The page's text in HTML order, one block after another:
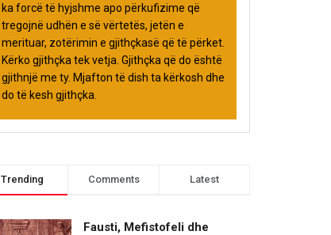
ka forcë të hyjshme apo përkufizime që
tregojnë udhën e së vërtetës, jetën e
merituar, zotërimin e gjithçkasë që të përket.
Kërko gjithçka tek vetja. Gjithçka që do është
gjithnjë me ty. Mjafton të dish ta kërkosh dhe
do të kesh gjithçka.
Trending Comments Latest
Fausti, Mefistofeli dhe